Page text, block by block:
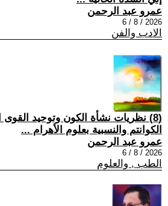
عمرو عبد الرحمن
2026 / 8 / 6
الادب والفن
(8) نظريات نشأة الكون وتوحيد القوى
الكوانتم والنسبية بعلوم الأهرام ...
عمرو عبد الرحمن
2026 / 8 / 6
الطب , والعلوم